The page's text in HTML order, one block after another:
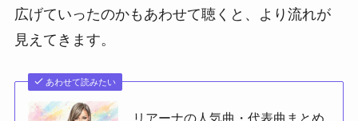
広げていったのかもあわせて聴くと、より流れが
見えてきます。
あわせて読みたい
リアーナの人気曲・代表曲まとめ